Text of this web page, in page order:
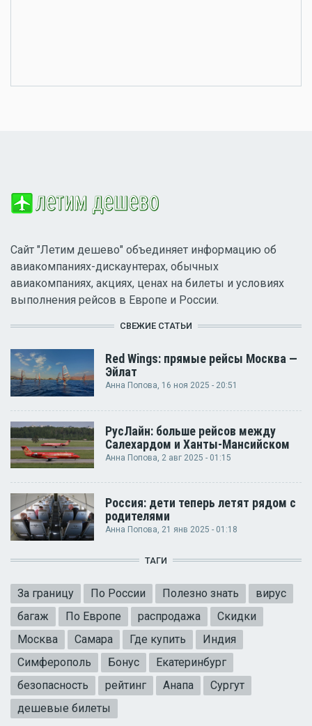
Сайт "Летим дешево" объединяет информацию об
авиакомпаниях-дискаунтерах, обычных
авиакомпаниях, акциях, ценах на билеты и условиях
выполнения рейсов в Европе и России.
СВЕЖИЕ СТАТЬИ
Red Wings: прямые рейсы Москва —
Эйлат
Анна Попова, 16 ноя 2025 - 20:51
РусЛайн: больше рейсов между
Салехардом и Ханты-Мансийском
Анна Попова , 2 авг 2025 - 01:15
Россия: дети теперь летят рядом с
родителями
Анна Попова, 21 янв 2025 - 01:18
ТАГИ
За границу По России Полезно знать
вирус
багаж
По Европе распродажа
Скидки
Москва
Самара Где купить
Индия
Симферополь
Бонус
Екатеринбург
безопасность
рейтинг Анапа
Сургут
дешевые билеты